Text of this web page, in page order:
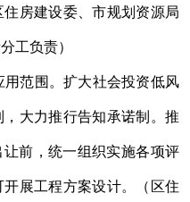
住房建设委、市规划资源局
工负责）
用范围。扩大社会投资低风
大力推行告知承诺制。推
前，统一组织实施各项评
展工程方案设计。（区住